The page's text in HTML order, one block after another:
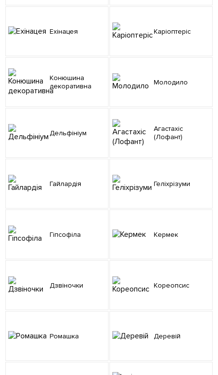
Ехінацея Каріоптеріс
Конюшина
декоративна
Молодило
Дельфініум
Агастахіс
(Лофант)
Гайлардія Геліхрізуми
Гіпсофіла Кермек
Дзвіночки Кореопсис
Ромашка Деревій